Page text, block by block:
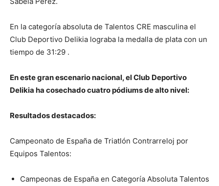
En la categoría absoluta de Talentos CRE masculina el
Club Deportivo Delikia lograba la medalla de plata con un
tiempo de 31:29 .
En este gran escenario nacional, el Club Deportivo
Delikia ha cosechado cuatro pódiums de alto nivel:
Resultados destacados:
Campeonato de España de Triatlón Contrarreloj por
Equipos Talentos:
Campeonas de España en Categoría Absoluta Talentos